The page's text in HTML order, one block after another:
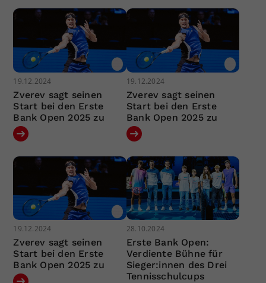
19.12.2024
Zverev sagt seinen
Start bei den Erste
Bank Open 2025 zu
19.12.2024
Zverev sagt seinen
Start bei den Erste
Bank Open 2025 zu
19.12.2024
Zverev sagt seinen
Start bei den Erste
Bank Open 2025 zu
28.10.2024
Erste Bank Open:
Verdiente Bühne für
Sieger:innen des Drei
Tennisschulcups